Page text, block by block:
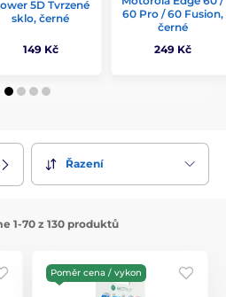
5D Tvrzené
sklo, černé
149 Kč
60 Pro / 60 Fusion,
černé
249 Kč
Řazení
1-70 z 130 produktů
Poměr cena / vykon